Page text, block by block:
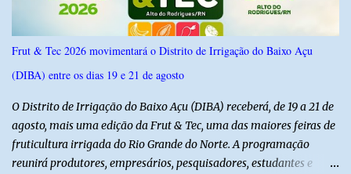
Frut & Tec 2026 movimentará o Distrito de Irrigação do Baixo Açu
(DIBA) entre os dias 19 e 21 de agosto
O Distrito de Irrigação do Baixo Açu (DIBA) receberá, de 19 a 21 de
agosto, mais uma edição da Frut & Tec, uma das maiores feiras de
fruticultura irrigada do Rio Grande do Norte. A programação
reunirá produtores, empresários, pesquisadores, estudantes e